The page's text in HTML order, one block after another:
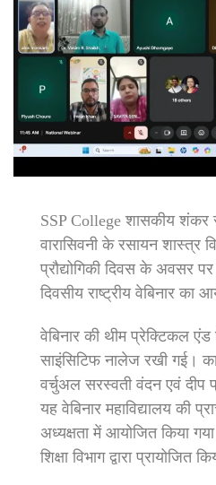
SSP College शासकीय शंकर
वारासिवनी के रसायन शास्त्र
प्रौद्योगिकी दिवस के अवसर
दिवसीय राष्ट्रीय वेबिनार का
वेबिनार की थीम प्रेक्टिकल
साइंसिटिफ नालेज रखी गई।
वर्चुअल सरस्वती वंदन एवं
यह वेबिनार महाविद्यालय की
अध्यक्षता में आयोजित किया
शिक्षा विभाग द्वारा प्रायोजित